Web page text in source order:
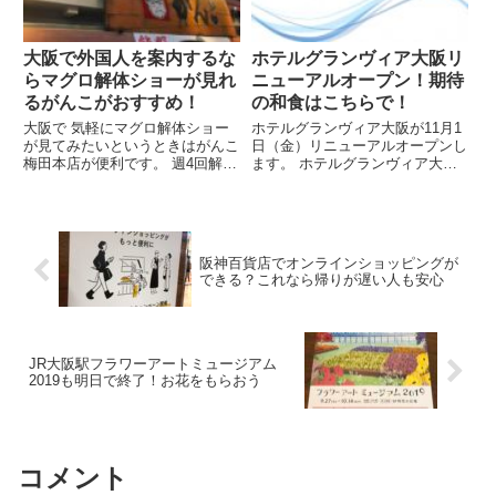
大阪で外国人を案内するな
らマグロ解体ショーが見れ
るがんこがおすすめ！
大阪で 気軽にマグロ解体ショー
が見てみたいというときはがんこ
梅田本店が便利です。 週4回解体
を迎えるときは、こちらはおすす
めですよ。 きっと喜んでく...
ホテルグランヴィア大阪リ
ニューアルオープン！期待
の和食はこちらで！
ホテルグランヴィア大阪が11月1
日（金）リニューアルオープンし
ます。 ホテルグランヴィア大阪
や伝統的工芸品の「大阪浪...
阪神百貨店でオンラインショッピングが
できる？これなら帰りが遅い人も安心
JR大阪駅フラワーアートミュージアム
2019も明日で終了！お花をもらおう
コメント